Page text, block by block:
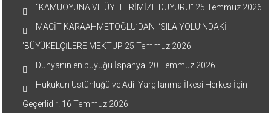
“KAMUOYUNA VE ÜYELERİMİZE DUYURU” 25 Temmuz 2026
MACİT KARAAHMETOĞLU’DAN ‘SILA YOLU’NDAKİ
’BÜYÜKELÇİLERE MEKTUP 25 Temmuz 2026
Dünyanın en büyüğü İspanya! 20 Temmuz 2026
Hukukun Üstünlüğü ve Adil Yargılanma İlkesi Herkes İçin
Geçerlidir! 16 Temmuz 2026